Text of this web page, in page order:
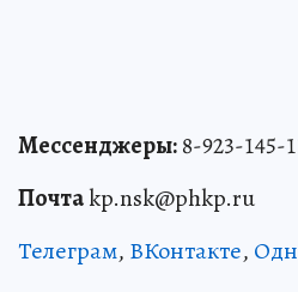
Мессенджеры:8-923-145-
Почтаkp.nsk@phkp.ru
Телеграм, ВКонтакте,